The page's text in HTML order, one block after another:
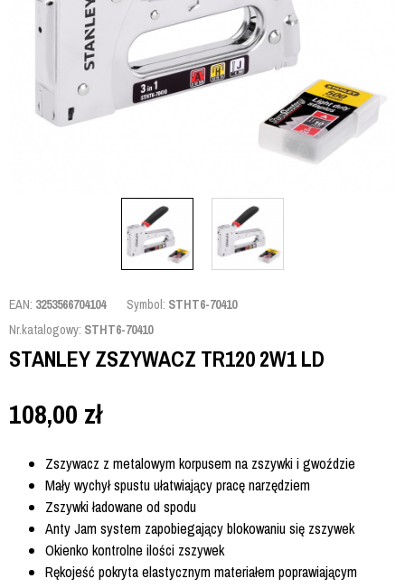
EAN: 3253566704104 Symbol: STHT6-70410
Nr.katalogowy: STHT6-70410
STANLEY ZSZYWACZ TR120 2W1 LD
108,00 zł
Zszywacz z metalowym korpusem na zszywki i gwoździe
Mały wychył spustu ułatwiający pracę narzędziem
Zszywki ładowane od spodu
Anty Jam system zapobiegający blokowaniu się zszywek
Okienko kontrolne ilości zszywek
Rękojeść pokryta elastycznym materiałem poprawiającym